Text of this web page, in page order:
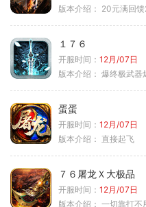
版本介绍： 20元满回
１７６
开服时间： 12月/07日
版本介绍： 爆终极武器
蛋蛋
开服时间： 12月/07日
版本介绍： 直接起飞
７６屠龙Ｘ大极品
开服时间： 12月/07日
版本介绍： 一切靠打不